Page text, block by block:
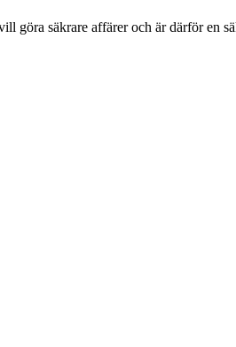
göra säkrare affärer och är därför en